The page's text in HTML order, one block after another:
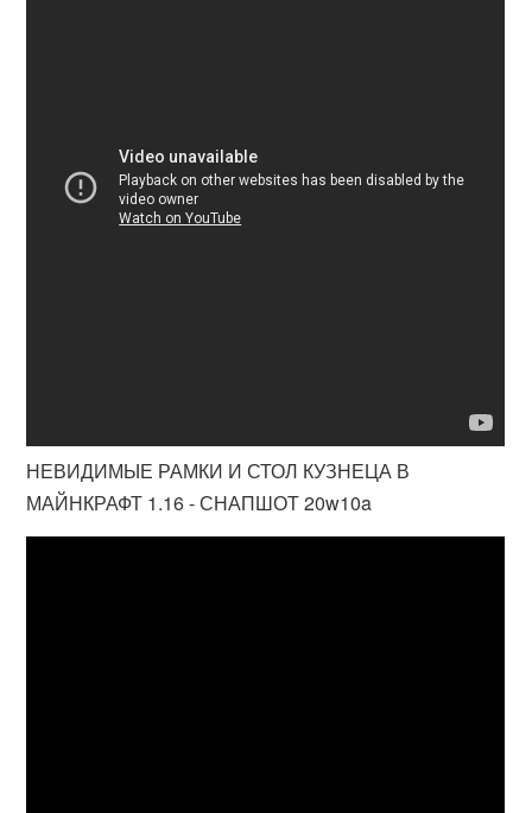
НЕВИДИМЫЕ РАМКИ И СТОЛ КУЗНЕЦА В
МАЙНКРАФТ 1.16 - СНАПШОТ 20w10a